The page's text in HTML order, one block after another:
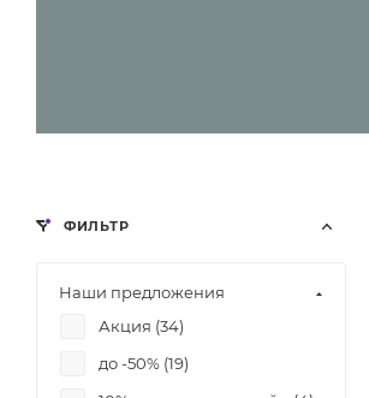
ФИЛЬТР
Наши предложения
Акция (34)
до -50% (19)